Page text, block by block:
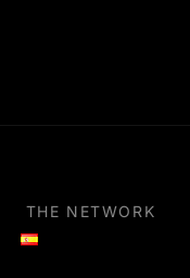
THE NETWORK